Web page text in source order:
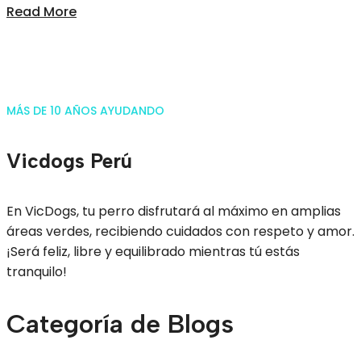
Read More
MÁS DE 10 AÑOS AYUDANDO
Vicdogs Perú
En VicDogs, tu perro disfrutará al máximo en amplias
áreas verdes, recibiendo cuidados con respeto y amor.
¡Será feliz, libre y equilibrado mientras tú estás
tranquilo!
Categoría de Blogs